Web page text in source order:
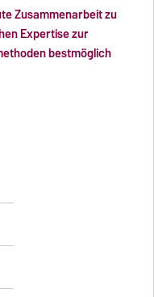
Zusammenarbeit zu
Expertise zur
bestmöglich